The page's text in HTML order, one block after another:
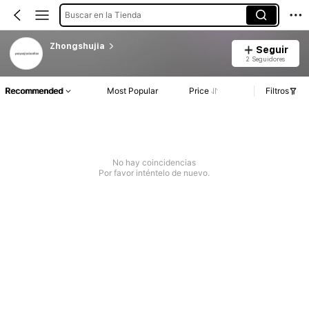
Buscar en la Tienda
Zhongshujia Seguir
2 Seguidores
Recommended Most Popular Price Filtros
No hay coincidencias
Por favor inténtelo de nuevo.